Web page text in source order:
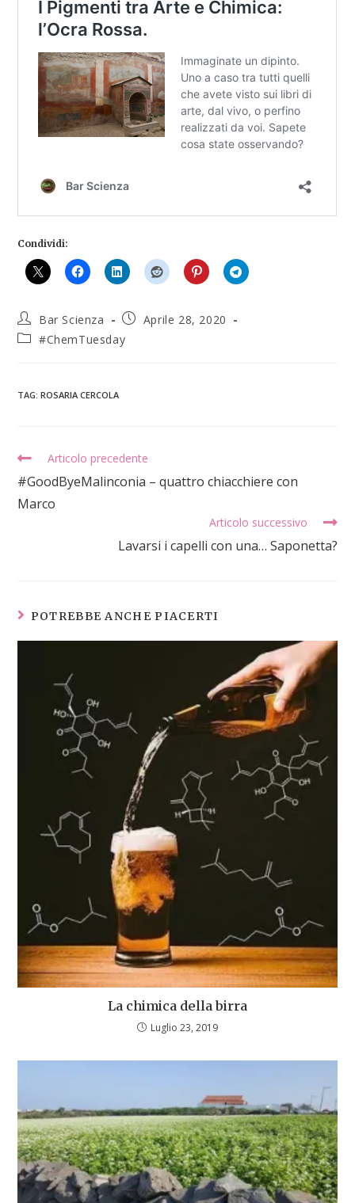
Condividi:
Bar Scienza
Aprile 28, 2020
#ChemTuesday
TAG:ROSARIA CERCOLA
Articolo precedente
#GoodByeMalinconia – quattro chiacchiere con
Marco
Articolo successivo
Lavarsi i capelli con una… Saponetta?
POTREBBE ANCHE PIACERTI
La chimica della birra
Luglio 23, 2019